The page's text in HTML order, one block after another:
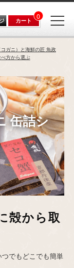
カート 0
ガニ）と海鮮の匠 魚政
方から選ぶ
缶詰シ
殻から取
でもどこでも簡単